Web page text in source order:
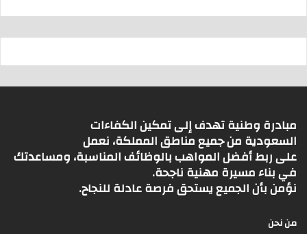
مبادرة وطنية تهدف إلى تمكين الكفاءات
السعودية من جميع مناطق المملكة، نعمل
على ربط أفضل المواهب بالوظائف المناسبة، ومساعدتك
في بناء مسيرة مهنية ناجحة.
نؤمن بأن الجميع يستحق فرصة عادلة للنجاح.
من نحن